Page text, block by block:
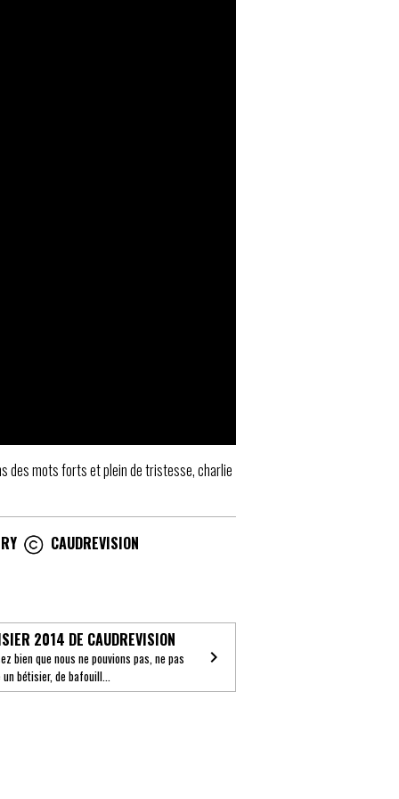
des mots forts et plein de tristesse, charlie
CAUDREVISION
2014 DE CAUDREVISION
bien que nous ne pouvions pas, ne pas
bétisier, de bafouill...